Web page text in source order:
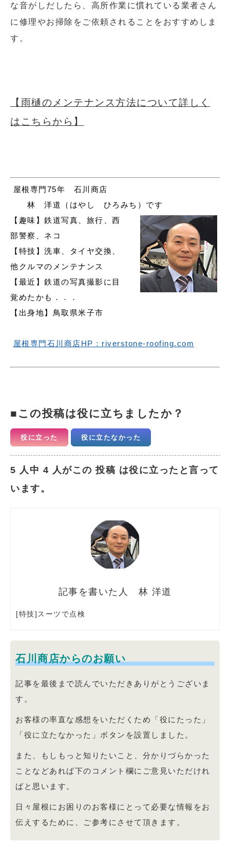
な音がしだしたら、高所作業に慣れている業者さん
に修理やお掃除をご依頼されることをおすすめしま
す。
【雨樋のメンテナンス方法について詳しく
はこちらから】
屋根専門75年 石川商店
林 洋道（はやし ひろみち）です
【趣味】鉄道写真、旅行、西
部警察、ネコ
【特技】洗車、タイヤ交換、
他クルマのメンテナンス
【最近】鉄道の写真撮影に目
覚めたかも．．．
【出身地】鳥取県米子市
屋根専門石川商店HP：riverstone-roofing.com
この投稿は役に立ちましたか？
役に立った 役に立たなかった
5 人中 4 人がこの 投稿 は役に立ったと言って
います。
林 洋道
[特技]スーツで点検
石川商店からのお願い
記事を最後まで読んでいただきありがとうございま
す。
お客様の率直な感想をいただくため「役にたった」
「役に立たなかった」ボタンを設置しました。
また、もしもっと知りたいこと、分かりづらかった
ことなどあれば下のコメント欄にご意見いただけれ
ばと思います。
日々屋根にお困りのお客様にとって必要な情報をお
伝えするために、ご参考にさせて頂きます。